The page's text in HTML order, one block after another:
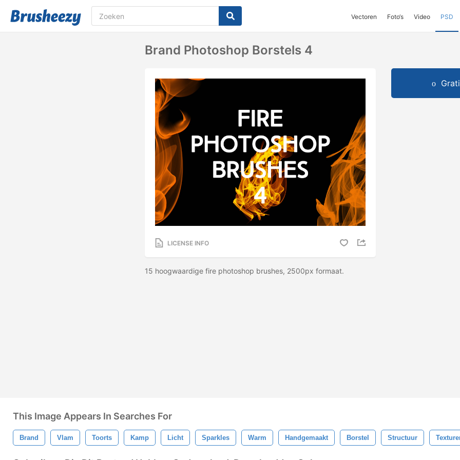
Vectoren Foto‘s Video PSD
Brand Photoshop Borstels 4
LICENSE INFO
15 hoogwaardige fire photoshop brushes, 2500px formaat.
This Image Appears In Searches For
Brand Vlam Toorts Kamp Licht Sparkles Warm Handgemaakt Borstel Structuur